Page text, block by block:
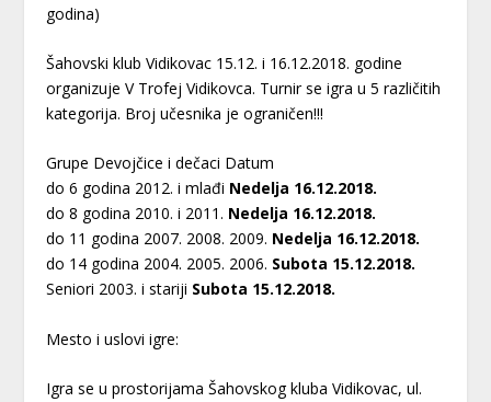
godina)
Šahovski klub Vidikovac 15.12. i 16.12.2018. godine
organizuje V Trofej Vidikovca. Turnir se igra u 5 različitih
kategorija. Broj učesnika je ograničen!!!
Grupe Devojčice i dečaci Datum
do 6 godina 2012. i mlađi Nedelja 16.12.2018.
do 8 godina 2010. i 2011. Nedelja 16.12.2018.
do 11 godina 2007. 2008. 2009. Nedelja 16.12.2018.
do 14 godina 2004. 2005. 2006. Subota 15.12.2018.
Seniori 2003. i stariji Subota 15.12.2018.
Mesto i uslovi igre:
Igra se u prostorijama Šahovskog kluba Vidikovac, ul.